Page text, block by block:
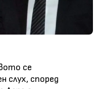
се
слух, според